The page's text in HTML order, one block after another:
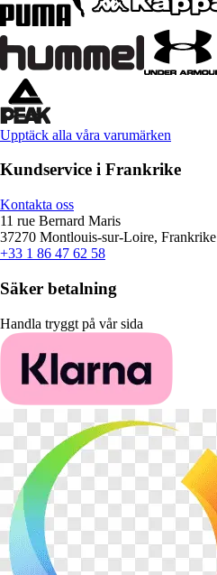
Upptäck alla våra varumärken
Kundservice i Frankrike
Kontakta oss
11 rue Bernard Maris
37270 Montlouis-sur-Loire, Frankrike
+33 1 86 47 62 58
Säker betalning
Handla tryggt på vår sida